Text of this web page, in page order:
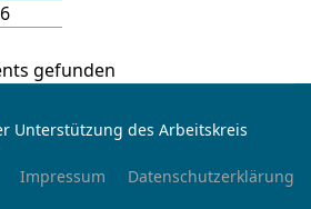
gefunden
Unterstützung des Arbeitskreis
Impressum
Datenschutzerklärung